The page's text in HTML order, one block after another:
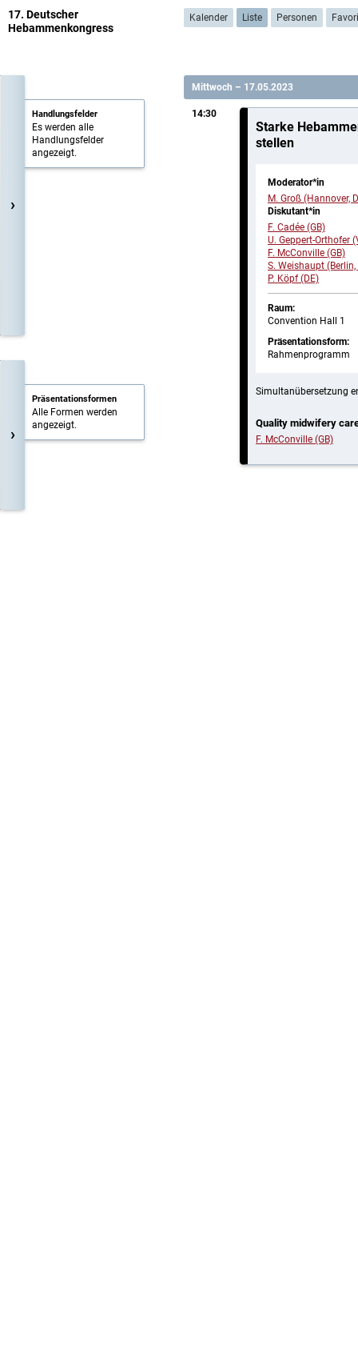
17. Deutscher
Hebammenkongress
Kalender Liste Personen
›
Handlungsfelder
Es werden alle
Handlungsfelder
angezeigt.
›
Präsentationsformen
Alle Formen werden
angezeigt.
Mittwoch – 17.05.2023
14:30
Starke
stellen
Moderator*in
M. Groß (Hannover,
Diskutant*in
F. Cadée (GB)
U. Geppert-Orthofer
F. McConville (GB)
S. Weishaupt (Berlin,
P. Köpf (DE)
Raum:
Convention Hall 1
Präsentationsform:
Rahmenprogramm
Simultanübersetzung
Quality midwifery
F. McConville (GB)